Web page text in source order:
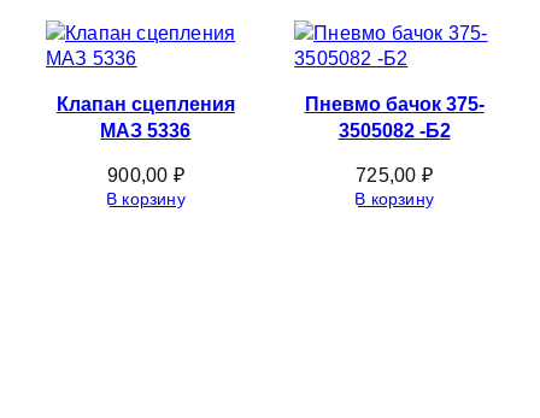
Клапан сцепления
МАЗ 5336
900,00 ₽
В корзину
Пневмо бачок 375-
3505082 -Б2
725,00 ₽
В корзину